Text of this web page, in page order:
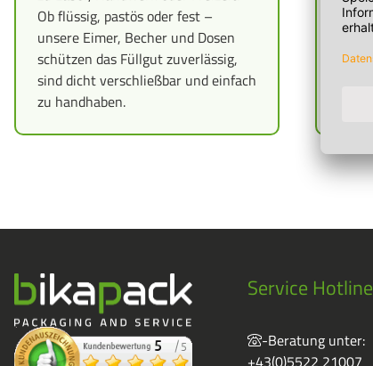
Ob flüssig, pastös oder fest –
unsere Eimer, Becher und Dosen
schützen das Füllgut zuverlässig,
sind dicht verschließbar und einfach
zu handhaben.
Service Hotline
-Beratung unter:
+43(0)5522 21007